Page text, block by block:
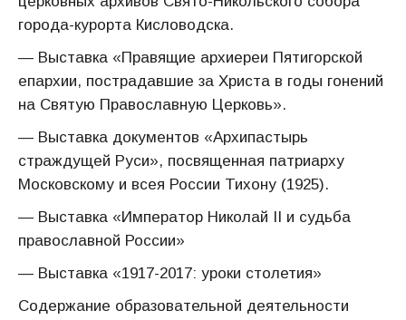
города-курорта Кисловодска.
— Выставка «Правящие архиереи Пятигорской
епархии, пострадавшие за Христа в годы гонений
на Святую Православную Церковь».
— Выставка документов «Архипастырь
страждущей Руси», посвященная патриарху
Московскому и всея России Тихону (1925).
— Выставка «Император Николай II и судьба
православной России»
— Выставка «1917-2017: уроки столетия»
Содержание образовательной деятельности